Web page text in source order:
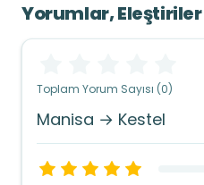
Yorumlar,
Toplam Yorum Sayısı (0)
Manisa → Kestel